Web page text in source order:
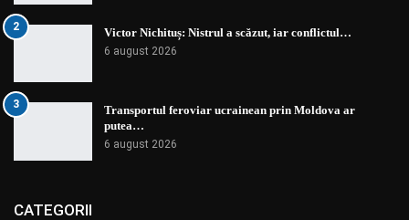
2 Victor Nichituș: Nistrul a scăzut, iar conflictul…
6 august 2026
3
Transportul feroviar ucrainean prin Moldova ar
putea…
6 august 2026
CATEGORII